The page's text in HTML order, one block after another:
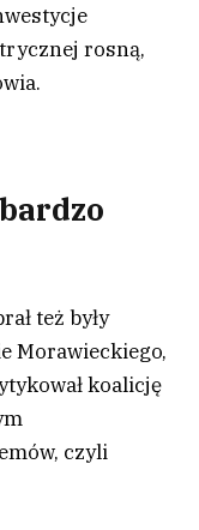
rosną,
też były
Morawieckiego,
koalicję
czyli